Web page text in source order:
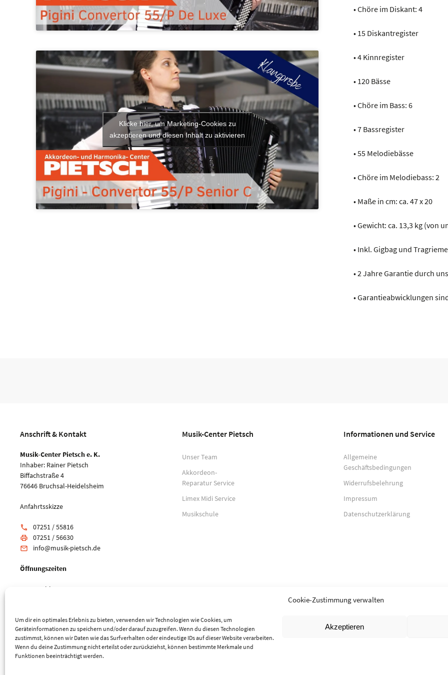
Cookie-Zustimmung verwalten
Um dir ein optimales Erlebnis zu bieten, verwenden wir Technologien wie Cookies, um
Geräteinformationen zu speichern und/oder darauf zuzugreifen. Wenn du diesen Technologien
zustimmst, können wir Daten wie das Surfverhalten oder eindeutige IDs auf dieser Website verarbeiten.
Wenn du deine Zustimmung nicht erteilst oder zurückziehst, können bestimmte Merkmale und
Funktionen beeinträchtigt werden.
Akzeptieren
Klicke hier, um Marketing-Cookies zu
akzeptieren und diesen Inhalt zu aktivieren
• Chöre im Diskant: 4
• 15 Diskantregister
• 4 Kinnregister
• 120 Bässe
• Chöre im Bass: 6
• 7 Bassregister
• 55 Melodiebässe
• Chöre im Melodiebass: 2
• Maße in cm: ca. 47 x 20
• Gewicht: ca. 13,3 kg (von
• Inkl. Gigbag und
• 2 Jahre Garantie durch
• Garantieabwicklungen
Anschrift & Kontakt
Musik-Center Pietsch e. K.
Inhaber: Rainer Pietsch
Biffachstraße 4
76646 Bruchsal-Heidelsheim
Anfahrtsskizze
phone 07251 / 55816
print 07251 / 56630
email info@musik-pietsch.de
Öffnungszeiten
Mo: geschlossen
Musik-Center Pietsch
Unser Team
Akkordeon-
Reparatur Service
Limex Midi Service
Musikschule
Informationen und Service
Allgemeine
Geschäftsbedingungen
Widerrufsbelehrung
Impressum
Datenschutzerklärung